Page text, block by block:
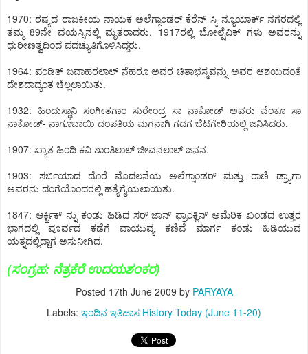
1970: ರಷ್ಯದ ರಾಜಕೀಯ ನಾಯಕ ಅಲೆಗ್ಸಾಂಡರ್ ಕೆರೆನ್ ಸ್ಕಿ ನ್ಯೂಯಾರ್ಕ್ ನಗರದಲ್ಲಿ
ತಮ್ಮ 89ನೇ ವಯಸ್ಸಿನಲ್ಲಿ ಮೃತರಾದರು. 1917ರಲ್ಲಿ ಬೋಲ್ಷೆವಿಕ್ ಗಳು ಅವರನ್ನು
ಧುರೀಣತ್ವದಿಂದ ಪದಚ್ಯುತಿಗೊಳಿಸಿದ್ದರು.
1964: ಪಂಡಿತ್ ಜವಾಹರಲಾಲ್ ನೆಹರೂ ಅವರ ಚಿತಾಭಸ್ಮವನ್ನು ಅವರ ಆಶಯದಂತೆ
ದೇಶದಾದ್ಯಂತ ಚೆಲ್ಲಲಾಯಿತು.
1932: ಹಿಂದುಸ್ಥಾನಿ ಸಂಗೀತಗಾರ ಸುರೇಂದ್ರ ಸಾ ನಾಕೋಡ್ ಅವರು ವೆಂಕೂ ಸಾ
ನಾಕೋಡ್- ನಾಗೂಬಾಯಿ ದಂಪತಿಯ ಮಗನಾಗಿ ಗದಗ ಬೆಟಗೇರಿಯಲ್ಲಿ ಜನಿಸಿದರು.
1907: ಖ್ಯಾತ ಹಿಂದಿ ಕವಿ ಶಾಂತಿಲಾಲ್ ಜೀವನಲಾಲ್ ಜನನ.
1903: ಸರ್ಬಿಯಾದ ದೊರೆ ಮೊದಲನೆಯ ಅಲೆಗ್ಸಾಂಡರ್ ಮತ್ತು ರಾಣಿ ಡ್ರ್ಯಾಗಾ
ಅವರನು ದಂಗೆಯೊಂದರಲ್ಲಿ ಹತ್ಯೆಗೈಯಲಾಯಿತು.
1847: ಆರ್ಕ್ಟಿಕ್ ನ್ನು ಕಂಡು ಹಿಡಿದ ಸರ್ ಜಾನ್ ಫ್ರಾಂಕ್ಲಿನ್ ಅಮೆರಿಕ ಖಂಡದ ಉತ್ತರ
ಭಾಗದಲ್ಲಿ ಪೂರ್ವದ ಕಡೆಗೆ ವಾಯುವ್ಯ ಕಣಿವೆ ಮಾರ್ಗ ಕಂಡು ಹಿಡಿಯುವ
ಯತ್ನದಲ್ಲಿದ್ದಾಗ ಅಸುನೀಗಿದ.
(ಸಂಗ್ರಹ: ನೆತ್ರಕೆರೆ ಉದಯಶಂಕರ)
Posted 17th June 2009 by PARYAYA
Labels: ಇಂದಿನ ಇತಿಹಾಸ History Today (June 11-20)